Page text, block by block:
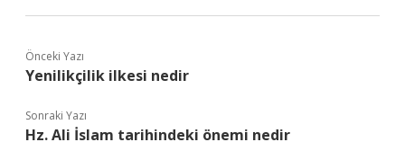
Önceki Yazı
Yenilikçilik ilkesi nedir
Sonraki Yazı
Hz. Ali İslam tarihindeki önemi nedir